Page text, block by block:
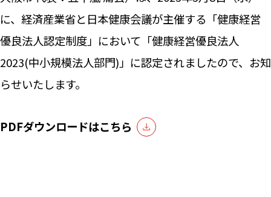
に、経済産業省と日本健康会議が主催する「健康経営
優良法人認定制度」において「健康経営優良法人
2023(中小規模法人部門)」に認定されましたので、お知
らせいたします。
PDFダウンロードはこちら